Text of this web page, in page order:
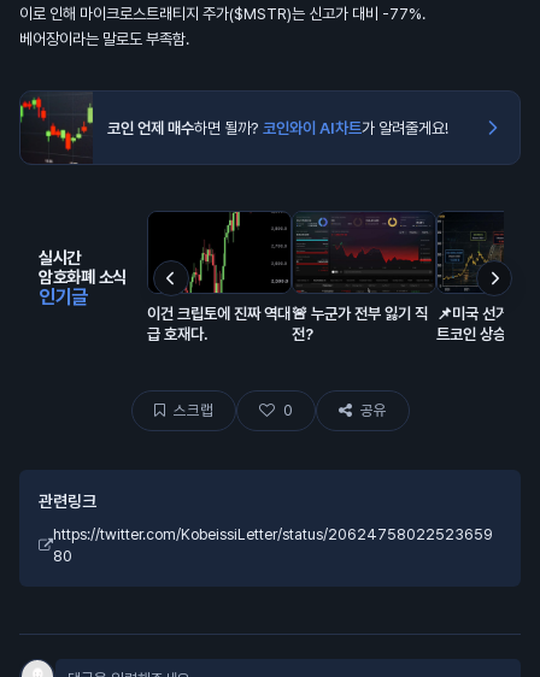
이로 인해 마이크로스트래티지 주가($MSTR)는 신고가 대비 -77%.
베어장이라는 말로도 부족함.
코인 언제 매수하면 될까? 코인와이 AI차트가 알려줄게요!
실시간
암호화폐 소식
인기글
이건 크립토에 진짜 역대
급 호재다.
🚨 누군가 전부 잃기 직
전?
📌미국 선거 일
트코인 상승세
스크랩 0 공유
관련링크
https://twitter.com/KobeissiLetter/status/20624758022523659
80